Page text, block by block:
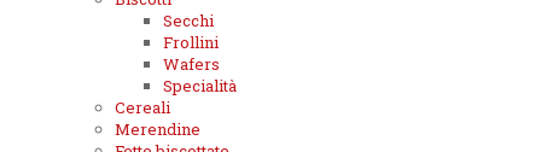
Secchi
Frollini
Wafers
Specialità
Cereali
Merendine